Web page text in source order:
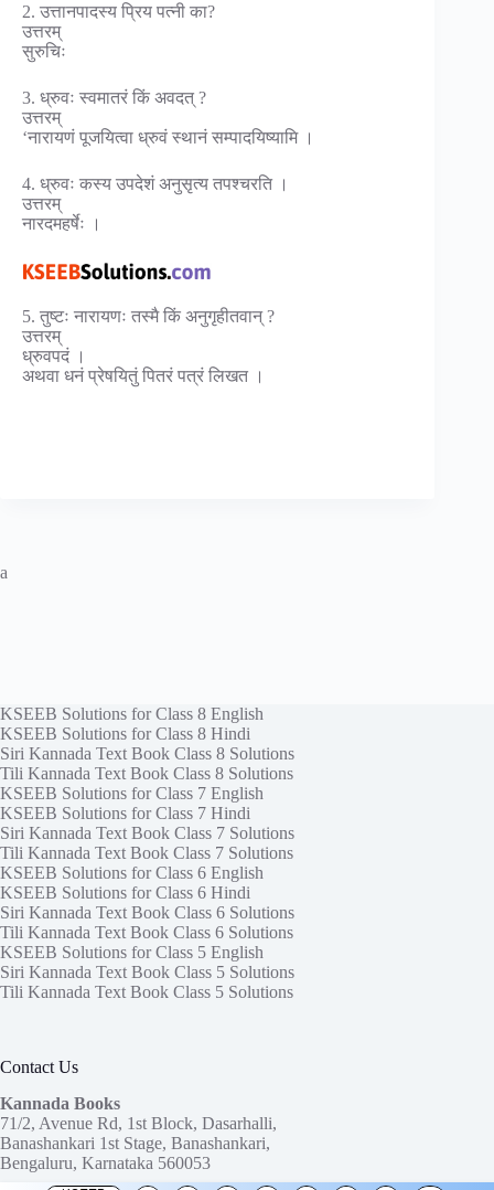
2. उत्तानपादस्य प्रिय पत्नी का?
उत्तरम्
सुरुचिः
3. ध्रुवः स्वमातरं किं अवदत् ?
उत्तरम्
‘नारायणं पूजयित्वा ध्रुवं स्थानं सम्पादयिष्यामि ।
4. ध्रुवः कस्य उपदेशं अनुसृत्य तपश्चरति ।
उत्तरम्
नारदमहर्षेः ।
5. तुष्टः नारायणः तस्मै किं अनुगृहीतवान् ?
उत्तरम्
ध्रुवपदं ।
अथवा धनं प्रेषयितुं पितरं पत्रं लिखत ।
a
KSEEB Solutions for Class 8 English
KSEEB Solutions for Class 8 Hindi
Siri Kannada Text Book Class 8 Solutions
Tili Kannada Text Book Class 8 Solutions
KSEEB Solutions for Class 7 English
KSEEB Solutions for Class 7 Hindi
Siri Kannada Text Book Class 7 Solutions
Tili Kannada Text Book Class 7 Solutions
KSEEB Solutions for Class 6 English
KSEEB Solutions for Class 6 Hindi
Siri Kannada Text Book Class 6 Solutions
Tili Kannada Text Book Class 6 Solutions
KSEEB Solutions for Class 5 English
Siri Kannada Text Book Class 5 Solutions
Tili Kannada Text Book Class 5 Solutions
Contact Us
Kannada Books
71/2, Avenue Rd, 1st Block, Dasarhalli,
Banashankari 1st Stage, Banashankari,
Bengaluru, Karnataka 560053